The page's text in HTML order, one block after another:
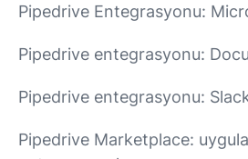
Pipedrive Entegrasyonu:
Pipedrive entegrasyonu:
Pipedrive entegrasyonu:
Pipedrive Marketplace: